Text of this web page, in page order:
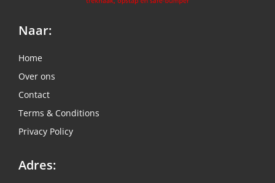
Naar:
Home
Over ons
Contact
Terms & Conditions
Privacy Policy
Adres: